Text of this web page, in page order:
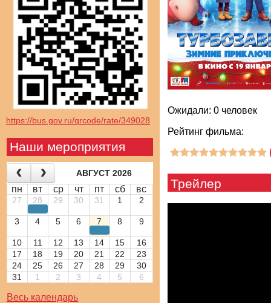
https://bus.gov.ru/qrcode/rate/349028
Наши мероприятия
АВГУСТ 2026
пн вт ср чт пт сб вс
27 28 29 30 31 1 2
3 4 5 6 7 8 9
10 11 12 13 14 15
16
17
18 19 20 21 22
23
24
25 26 27 28 29
30
31
1 2 3 4 5 6
Весь календарь
Ожидали: 0 человек
Рейтинг фильма:
Трейлер